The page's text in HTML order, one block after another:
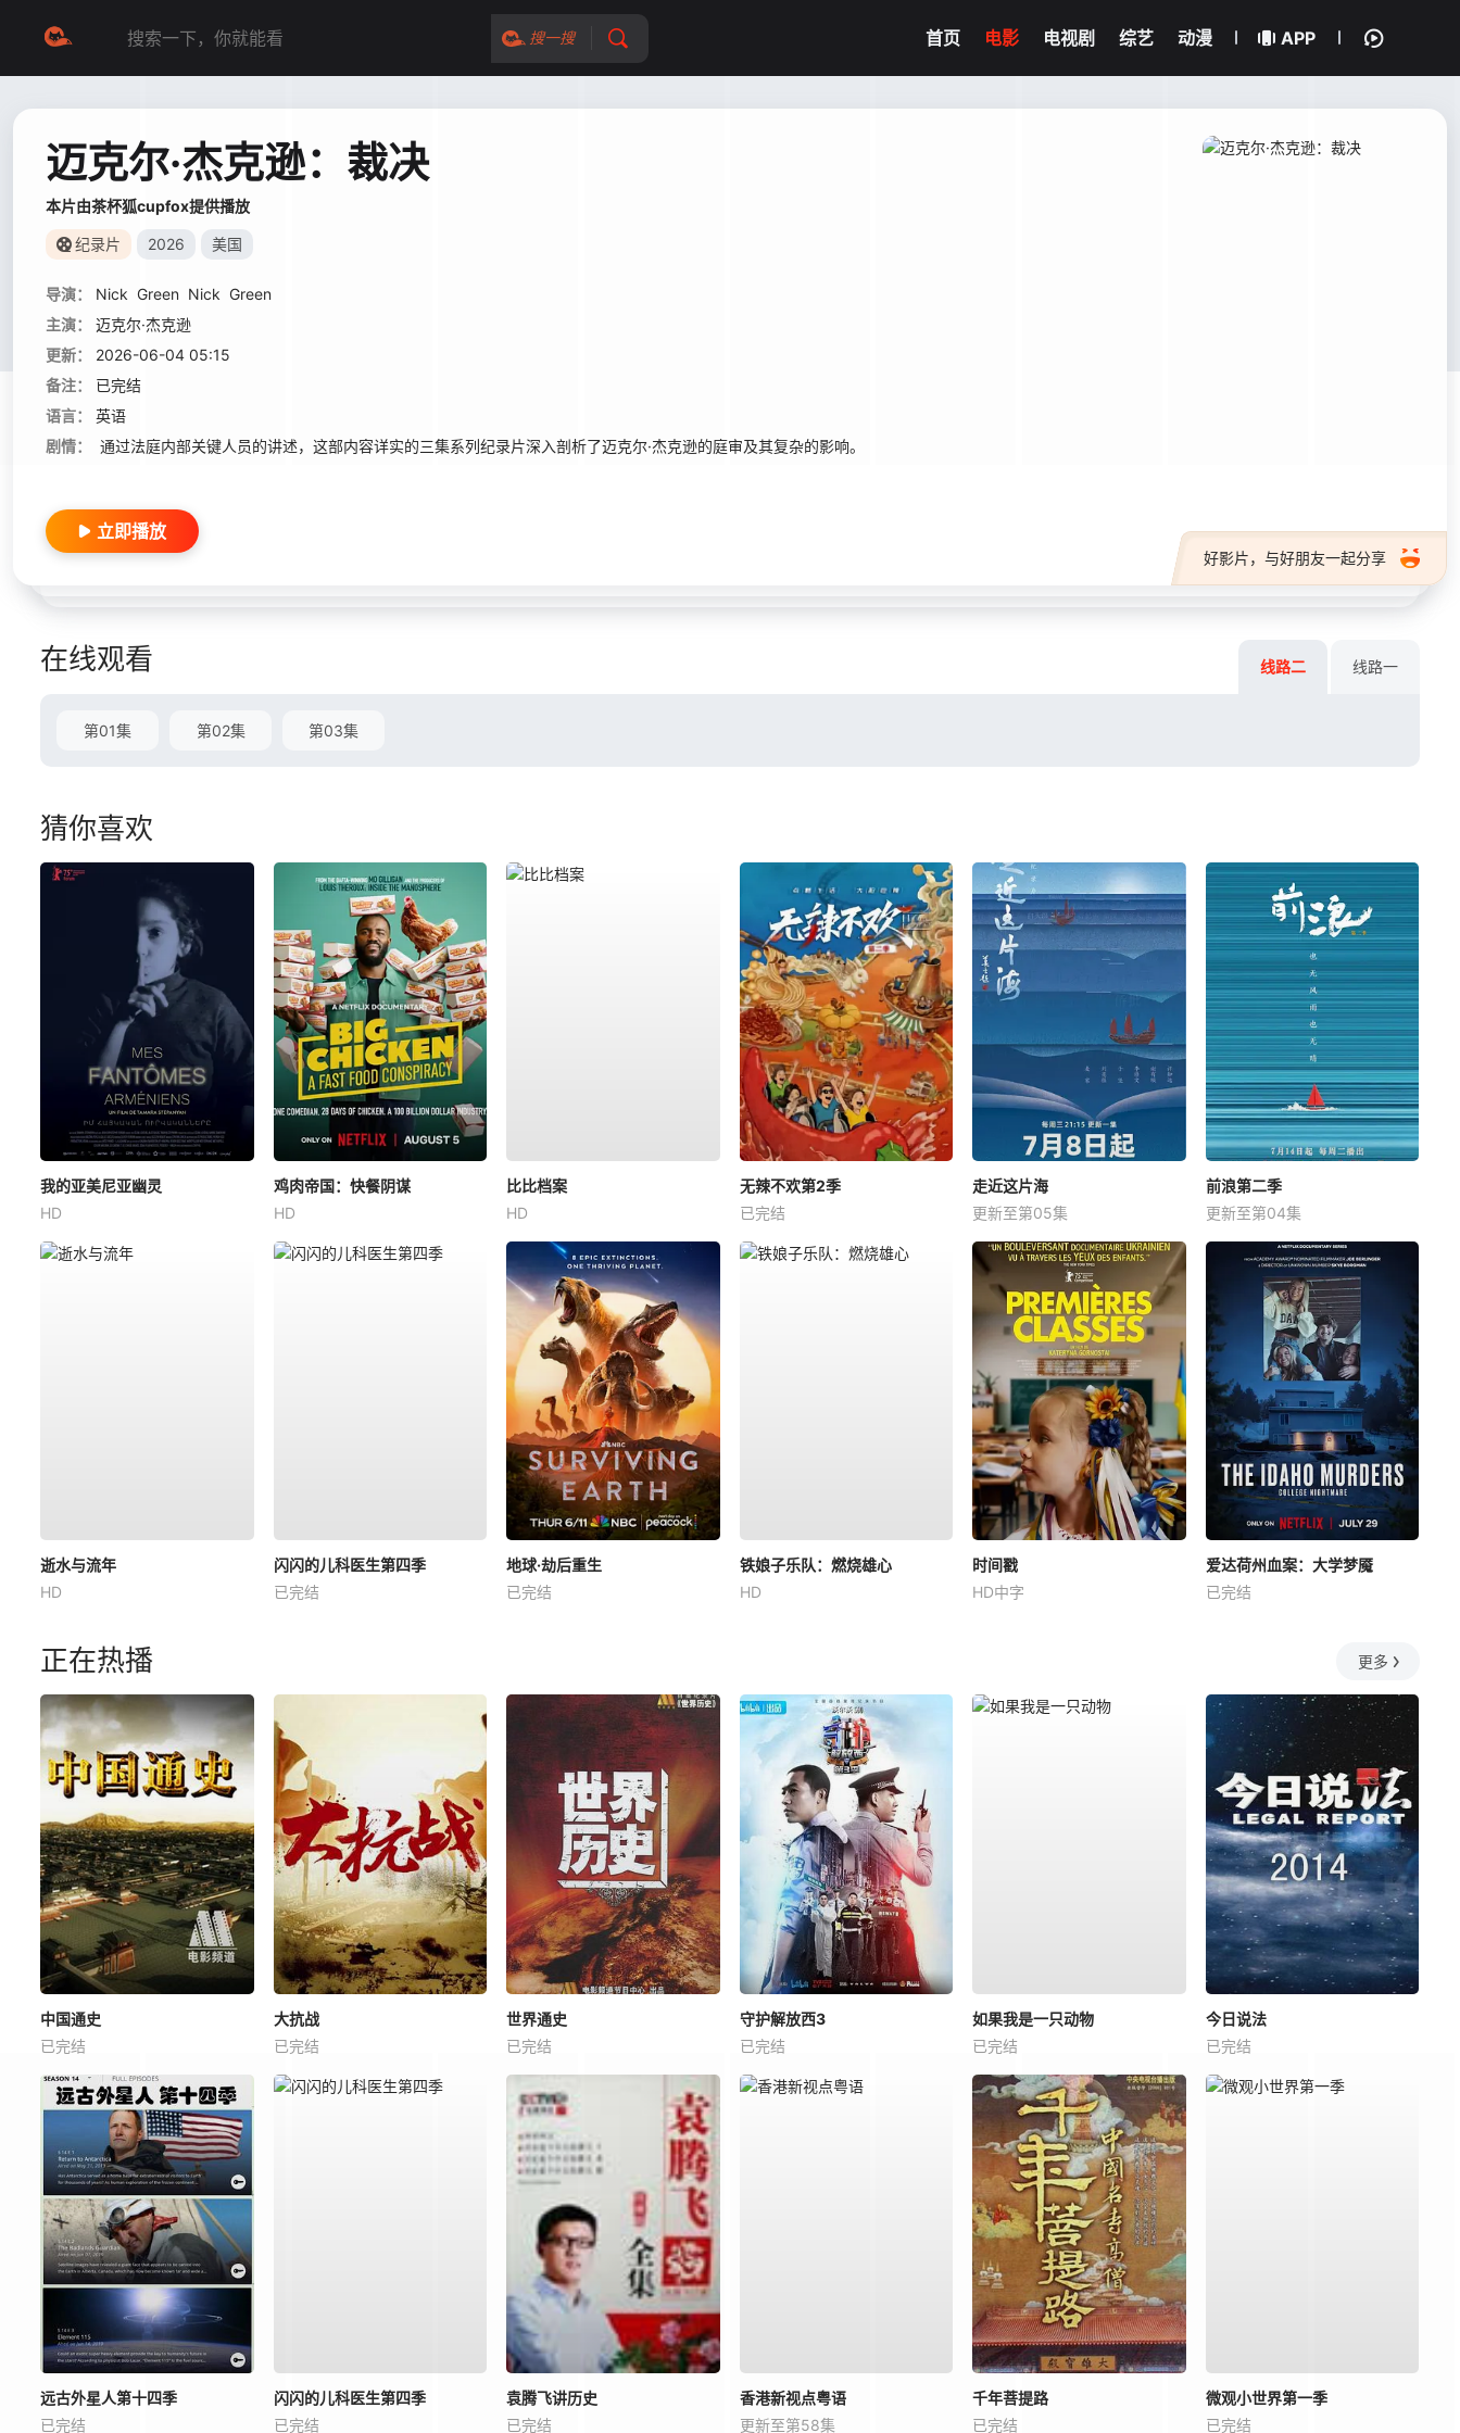
搜一搜 首页 电影 电视剧 综艺 动漫 APP
迈克尔·杰克逊：裁决
本片由茶杯狐cupfox提供播放
纪录片 2026 美国
导演： Nick Green Nick Green
主演：
迈克尔·杰克逊
更新：
2026-06-04 05:15
备注：
已完结
语言：
英语
剧情：
通过法庭内部关键人员的讲述，这部内容详实的三集系列纪录片深入剖析了迈克尔·杰克逊的庭审及其复杂的影响。
好影片，与好朋友一起分享
立即播放
在线观看 线路二 线路一
第01集 第02集 第03集
猜你喜欢
我的亚美尼亚幽灵
HD
鸡肉帝国：快餐阴谋
HD
比比档案
HD
无辣不欢第2季
已完结
走近这片海
更新至第05集
前浪第二季
更新至第04集
逝水与流年
HD
闪闪的儿科医生第四季
已完结
地球·劫后重生
已完结
铁娘子乐队：燃烧雄心
HD
时间戳
HD中字
爱达荷州血案：大学梦魇
已完结
正在热播 更多
中国通史
已完结
大抗战
已完结
世界通史
已完结
守护解放西3
已完结
如果我是一只动物
已完结
今日说法
已完结
远古外星人第十四季
已完结
闪闪的儿科医生第四季
已完结
袁腾飞讲历史
已完结
香港新视点粤语
更新至第58集
千年菩提路
已完结
微观小世界第一季
已完结